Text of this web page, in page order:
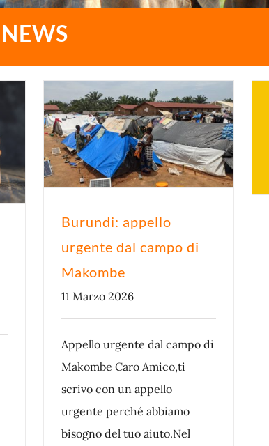
NEWS
Burundi: appello
urgente dal campo di
Makombe
Burundi: appello
urgente dal campo di
Makombe
11 Marzo 2026
Appello urgente dal campo di
Makombe Caro Amico,ti
scrivo con un appello
urgente perché abbiamo
bisogno del tuo aiuto.Nel